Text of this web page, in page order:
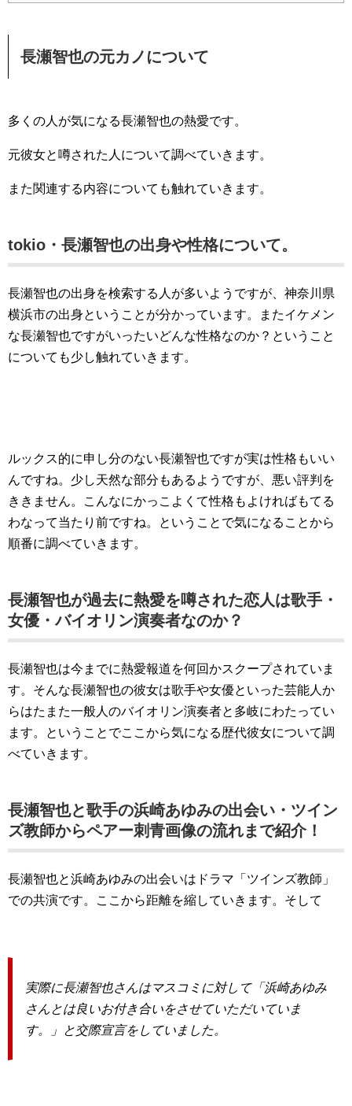
長瀬智也の元カノについて
多くの人が気になる長瀬智也の熱愛です。
元彼女と噂された人について調べていきます。
また関連する内容についても触れていきます。
tokio・長瀬智也の出身や性格について。
長瀬智也の出身を検索する人が多いようですが、神奈川県
横浜市の出身ということが分かっています。またイケメン
な長瀬智也ですがいったいどんな性格なのか？ということ
についても少し触れていきます。
ルックス的に申し分のない長瀬智也ですが実は性格もいい
んですね。少し天然な部分もあるようですが、悪い評判を
ききません。こんなにかっこよくて性格もよければもてる
わなって当たり前ですね。ということで気になることから
順番に調べていきます。
長瀬智也が過去に熱愛を噂された恋人は歌手・
女優・バイオリン演奏者なのか？
長瀬智也は今までに熱愛報道を何回かスクープされていま
す。そんな長瀬智也の彼女は歌手や女優といった芸能人か
らはたまた一般人のバイオリン演奏者と多岐にわたってい
ます。ということでここから気になる歴代彼女について調
べていきます。
長瀬智也と歌手の浜崎あゆみの出会い・ツイン
ズ教師からペアー刺青画像の流れまで紹介！
長瀬智也と浜崎あゆみの出会いはドラマ「ツインズ教師」
での共演です。ここから距離を縮していきます。そして
実際に長瀬智也さんはマスコミに対して「浜崎あゆみ
さんとは良いお付き合いをさせていただいていま
す。」と交際宣言をしていました。